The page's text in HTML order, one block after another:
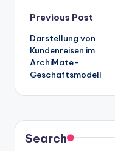
Post
navigation
Previous Post
Darstellung von
Kundenreisen im
ArchiMate-
Geschäftsmodell
Search